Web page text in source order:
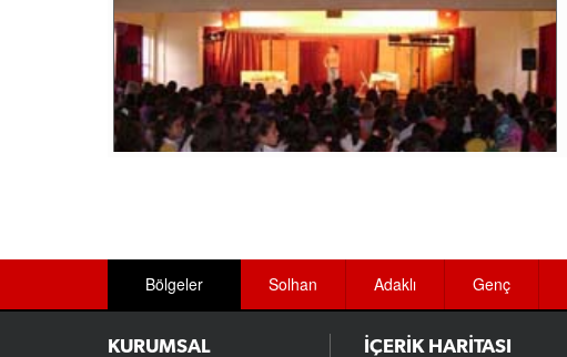
Bölgeler Solhan Adaklı Genç
KURUMSAL İÇERİK HARİTASI